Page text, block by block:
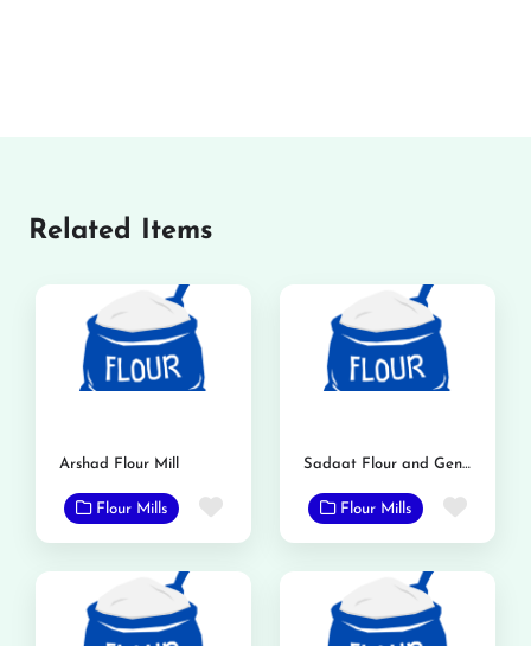
Related Items
Arshad Flour Mill
Flour Mills Favorite
Sadaat Flour and General Mills
Flour Mills